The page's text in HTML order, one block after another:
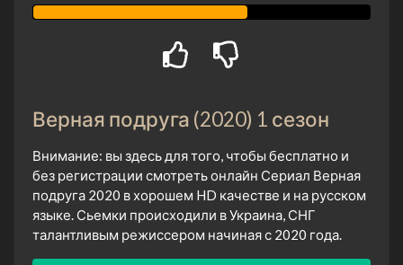
Верная подруга (2020) 1 сезон
Внимание: вы здесь для того, чтобы бесплатно и
без регистрации смотреть онлайн Сериал Верная
подруга 2020 в хорошем HD качестве и на русском
языке. Сьемки происходили в Украина, СНГ
талантливым режиссером начиная с 2020 года.